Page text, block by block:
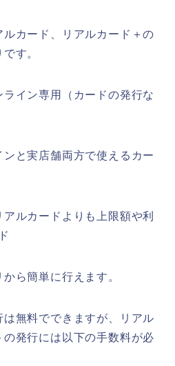
カード、リアルカード＋の
す。
イン専用（カードの発行な
と実店舗両方で使えるカー
ルカードよりも上限額や利
ら簡単に行えます。
無料でできますが、リアル
発行には以下の手数料が必